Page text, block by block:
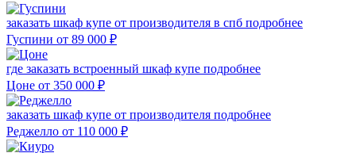
заказать шкаф купе от производителя в спб подробнее
Гуспини от 89 000 ₽
где заказать встроенный шкаф купе подробнее
Цоне от 350 000 ₽
заказать шкаф купе от производителя подробнее
Реджелло от 110 000 ₽